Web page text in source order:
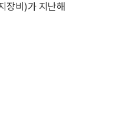
장비)가 지난해